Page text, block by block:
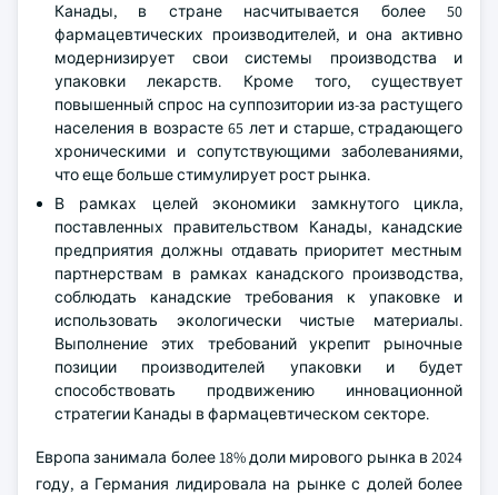
Канады, в стране насчитывается более 50
фармацевтических производителей, и она активно
модернизирует свои системы производства и
упаковки лекарств. Кроме того, существует
повышенный спрос на суппозитории из-за растущего
населения в возрасте 65 лет и старше, страдающего
хроническими и сопутствующими заболеваниями,
что еще больше стимулирует рост рынка.
В рамках целей экономики замкнутого цикла,
поставленных правительством Канады, канадские
предприятия должны отдавать приоритет местным
партнерствам в рамках канадского производства,
соблюдать канадские требования к упаковке и
использовать экологически чистые материалы.
Выполнение этих требований укрепит рыночные
позиции производителей упаковки и будет
способствовать продвижению инновационной
стратегии Канады в фармацевтическом секторе.
Европа занимала более 18% доли мирового рынка в 2024
году, а Германия лидировала на рынке с долей более